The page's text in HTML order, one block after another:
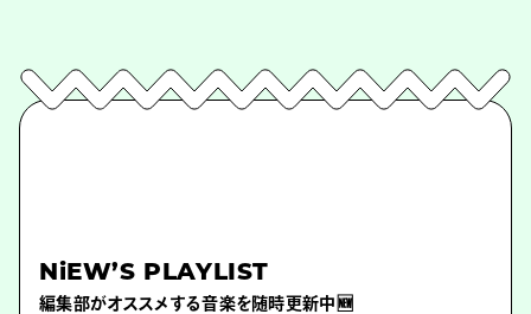
NiEW’S PLAYLIST
編集部がオススメする音楽を随時更新中🆕